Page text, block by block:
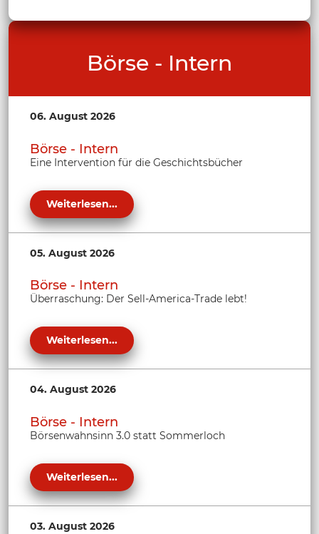
Börse - Intern
06. August 2026
Börse - Intern
Eine Intervention für die Geschichtsbücher
Weiterlesen...
05. August 2026
Börse - Intern
Überraschung: Der Sell-America-Trade lebt!
Weiterlesen...
04. August 2026
Börse - Intern
Börsenwahnsinn 3.0 statt Sommerloch
Weiterlesen...
03. August 2026